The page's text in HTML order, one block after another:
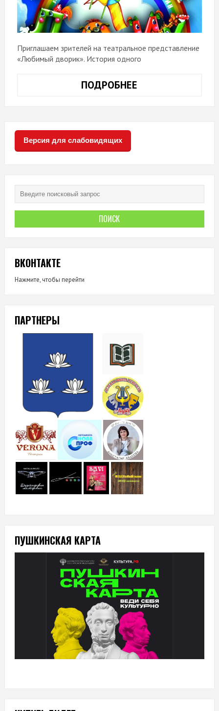
Приглашаем зрителей на театральное представление
«Любимый дворик». История одного
ПОДРОБНЕЕ
Версия для слабовидящих
ВКОНТАКТЕ
Нажмите, чтобы перейти
ПАРТНЕРЫ
ПУШКИНСКАЯ КАРТА